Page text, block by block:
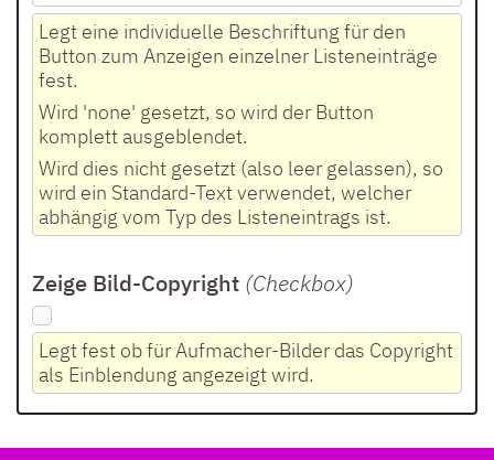
Legt eine individuelle Beschriftung für den
Button zum Anzeigen einzelner Listeneinträge
fest.
Wird 'none' gesetzt, so wird der Button
komplett ausgeblendet.
Wird dies nicht gesetzt (also leer gelassen), so
wird ein Standard-Text verwendet, welcher
abhängig vom Typ des Listeneintrags ist.
Zeige Bild-Copyright (Checkbox)
Legt fest ob für Aufmacher-Bilder das Copyright
als Einblendung angezeigt wird.